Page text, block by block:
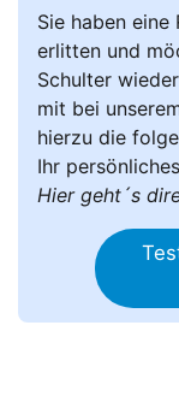
Sie haben
erlitten und
Schulter
mit bei
hierzu die
Ihr
Hier geht´s